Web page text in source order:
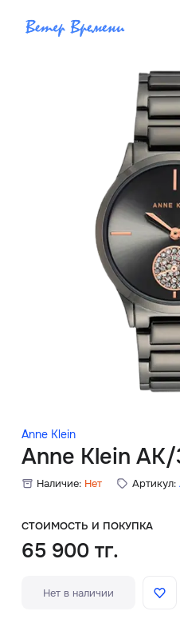
Anne Klein
Anne Klein AK/
Наличие: Нет Артикул:
СТОИМОСТЬ И ПОКУПКА
65 900 тг.
Нет в наличии
Каталог
Мужские
Женские
Скидки
Главная
О нас